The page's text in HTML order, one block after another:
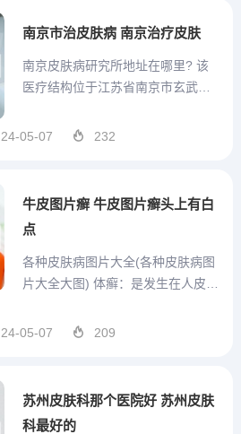
处于淮安市清浦区延安东路128号。
南京市治皮肤病 南京治疗皮肤
南京皮肤病研究所地址在哪里? 该
医疗结构位于江苏省南京市玄武区
所（中国医学科学院南京皮肤病研
庙街12号。江苏省南京市玄武区蒋
24-05-07 232
牛皮图片癣 牛皮图片癣头上有白
点
各种皮肤病图片大全(各种皮肤病图
片大全大图) 体癣：是发生在人皮肤
直接接触和间接接触传染。主要表
现在皮肤易瘙痒、手足会皲裂等。
24-05-07 209
苏州皮肤科那个医院好 苏州皮肤
科最好的